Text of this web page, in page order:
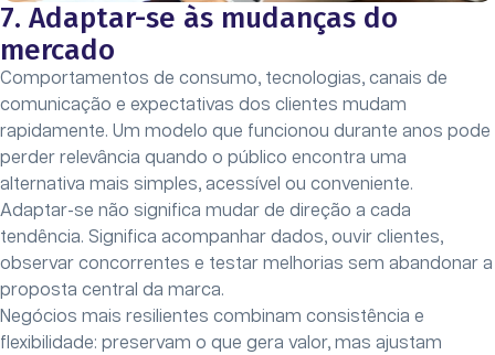
7. Adaptar-se às mudanças do
mercado
Comportamentos de consumo, tecnologias, canais de
comunicação e expectativas dos clientes mudam
rapidamente. Um modelo que funcionou durante anos pode
perder relevância quando o público encontra uma
alternativa mais simples, acessível ou conveniente.
Adaptar-se não significa mudar de direção a cada
tendência. Significa acompanhar dados, ouvir clientes,
observar concorrentes e testar melhorias sem abandonar a
proposta central da marca.
Negócios mais resilientes combinam consistência e
flexibilidade: preservam o que gera valor, mas ajustam